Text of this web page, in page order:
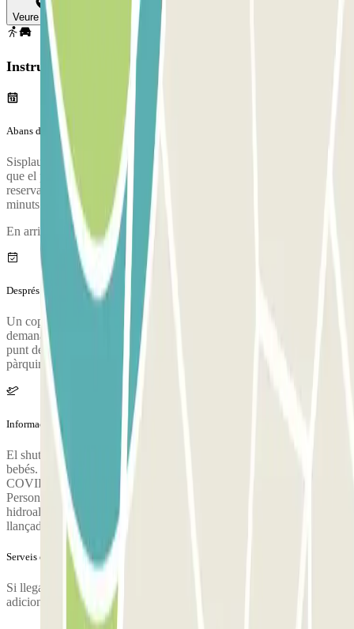
Veure mapa
Instruccions
Abans del teu viatge
Sisplau, arriba al pàrquing amb temps suficient. Tingues en compte
que el procés de check-in, des que aparques, es comprova la teva
reserva i agafes l'autobús a l'aeroport, dura aproximadament 10
minuts
En arribar es realitzarà una inspecció del teu vehicle.
Després del teu viatge
Un cop hagis recollit les teves maletes, truca al pàrquing per
demanar que et recullin. Durant aquesta trucada, algú et dirà on és el
punt de trobada a la terminal de l'aeroport. El número de telèfon del
pàrquing es donarà després de fer la reserva.
Informació addicional
El shuttle dispone de 8 plazas. Es necesario solicitar la silla para
bebés. Aquest pàrquing compte amb les mesures preventives del
COVID-19 següents: Mascaretes pels clients Guants pels clients
Personal protegit amb mascaretes Personal protegit amb guants Gel
hidroalcohòlic Rentada de véhicle Nombre màxim de places en
llançadera: 4
Serveis extra (no inclosos al preu)
Si llegas entre las 00:00 y las 04:00, el parking te hará un cargo
adicional de 6€.